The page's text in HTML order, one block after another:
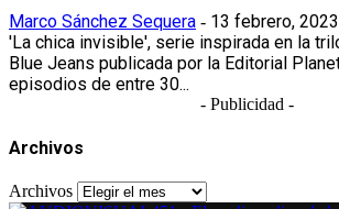
Marco Sánchez Sequera - 13 febrero, 2023
'La chica invisible', serie inspirada en la
Blue Jeans publicada por la Editorial
episodios de entre 30...
- Publicidad -
Archivos
Archivos